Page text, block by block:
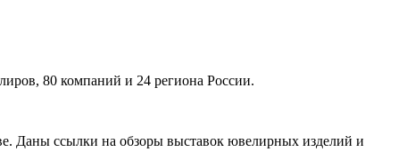
80 компаний и 24 региона России.
Даны ссылки на обзоры выставок ювелирных изделий и